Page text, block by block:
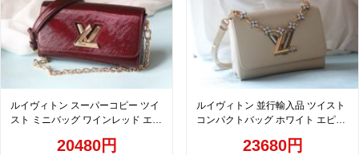
ルイヴィトン スーパーコピー ツイ
スト ミニバッグ ワインレッド エナ
ン M50281 M50280 M50282
20480円
ルイヴィトン 並行輸入品 ツイスト
コンパクトバッグ ホワイト エピレ
ン M50500 M24044 M24043
23680円